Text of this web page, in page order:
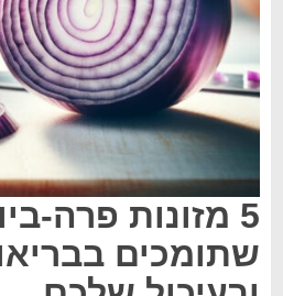
5 מזונות פרה-
שתומכים